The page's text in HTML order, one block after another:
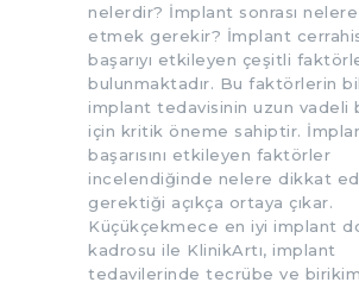
nelerdir? İmplant sonrası
etmek gerekir? İmplant
başarıyı etkileyen çeşitli
bulunmaktadır. Bu faktörlerin
implant tedavisinin uzun vadeli
için kritik öneme sahiptir.
başarısını etkileyen faktörler
incelendiğinde nelere dikkat
gerektiği açıkça ortaya çıkar.
Küçükçekmece en iyi implant
kadrosu ile KlinikArtı, implant
tedavilerinde tecrübe ve